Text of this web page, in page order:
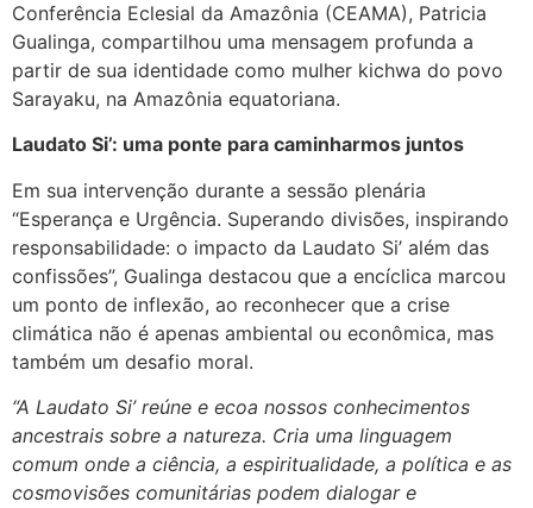
Conferência Eclesial da Amazônia (CEAMA), Patricia
Gualinga, compartilhou uma mensagem profunda a
partir de sua identidade como mulher kichwa do povo
Sarayaku, na Amazônia equatoriana.
Laudato Si’: uma ponte para caminharmos juntos
Em sua intervenção durante a sessão plenária
“Esperança e Urgência. Superando divisões, inspirando
responsabilidade: o impacto da Laudato Si’ além das
confissões”, Gualinga destacou que a encíclica marcou
um ponto de inflexão, ao reconhecer que a crise
climática não é apenas ambiental ou econômica, mas
também um desafio moral.
“A Laudato Si’ reúne e ecoa nossos conhecimentos
ancestrais sobre a natureza. Cria uma linguagem
comum onde a ciência, a espiritualidade, a política e as
cosmovisões comunitárias podem dialogar e